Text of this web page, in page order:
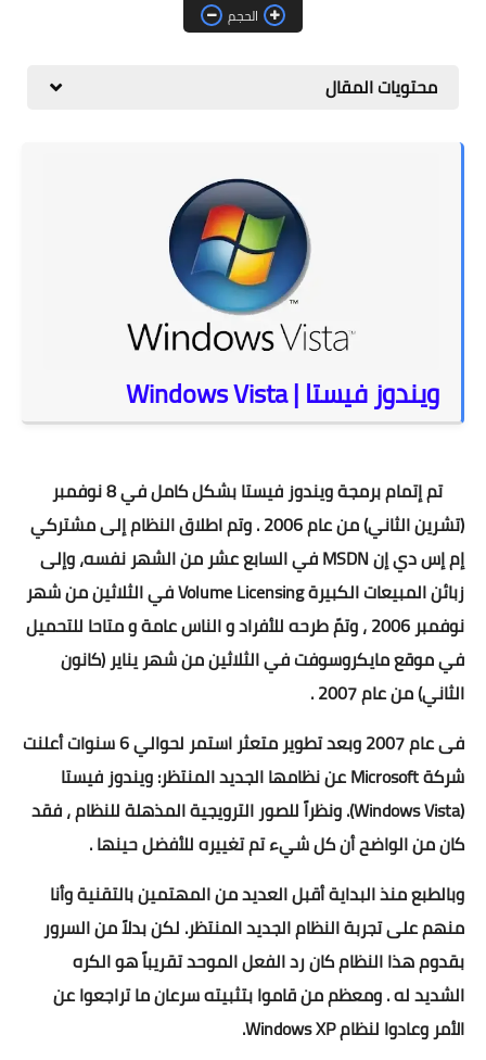
الصيانة
منوعات & أخبار
الحجم
محتويات المقال
ويندوز فيستا | Windows Vista
تم إتمام برمجة ويندوز فيستا بشكل كامل في 8 نوفمبر
(تشرين الثاني) من عام 2006 . وتم اطلاق النظام إلى مشتركي
إم إس دي إن MSDN في السابع عشر من الشهر نفسه، وإلى
زبائن المبيعات الكبيرة Volume Licensing في الثلاثين من شهر
نوفمبر 2006 ، وتمّ طرحه للأفراد و الناس عامة و متاحا للتحميل
في موقع مايكروسوفت في الثلاثين من شهر يناير (كانون
الثاني) من عام 2007 .
فى عام 2007 وبعد تطوير متعثر استمر لحوالي 6 سنوات أعلنت
شركة Microsoft عن نظامها الجديد المنتظر: ويندوز فيستا
(Windows Vista). ونظراً للصور الترويجية المذهلة للنظام ، فقد
كان من الواضح أن كل شيء تم تغييره للأفضل حينها .
وبالطبع منذ البداية أقبل العديد من المهتمين بالتقنية وأنا
منهم على تجربة النظام الجديد المنتظر. لكن بدلاً من السرور
بقدوم هذا النظام كان رد الفعل الموحد تقريباً هو الكره
الشديد له . ومعظم من قاموا بتثبيته سرعان ما تراجعوا عن
الأمر وعادوا لنظام Windows XP.